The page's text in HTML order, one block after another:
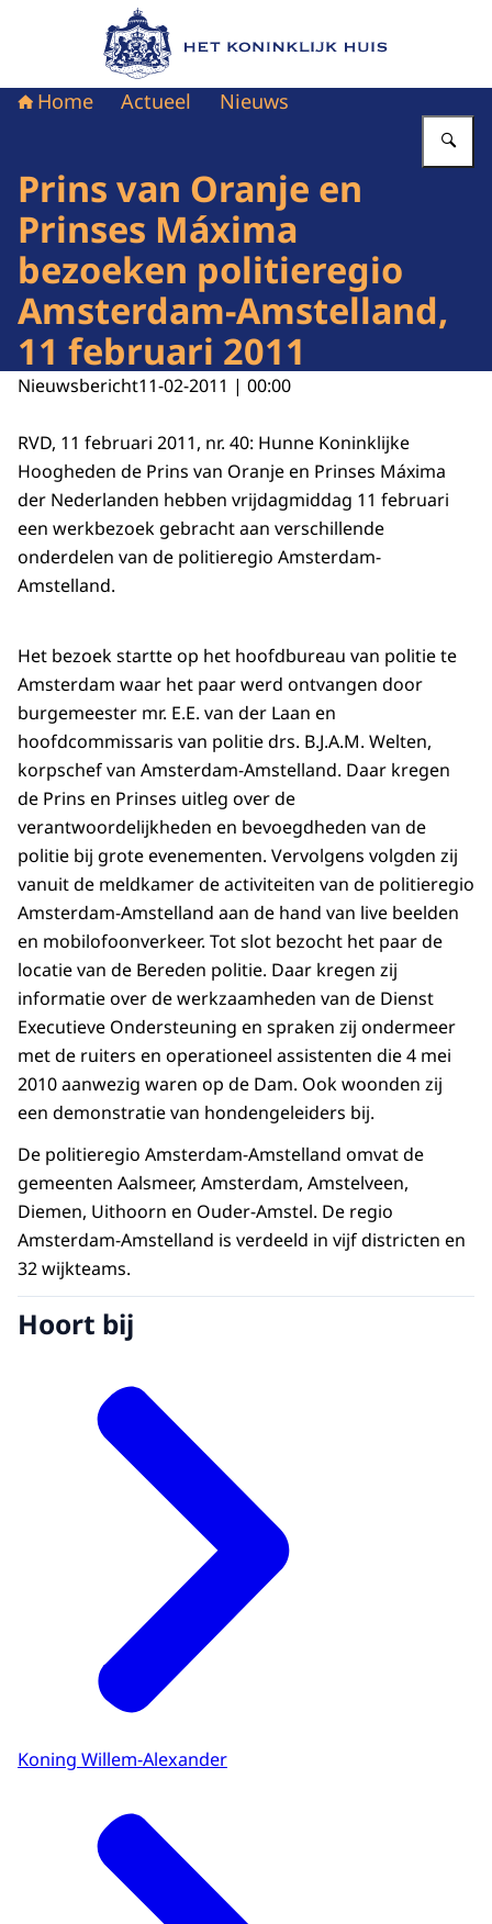
Naar de homepage van Het Koninklijk Huis
Home Actueel Nieuws
Prins van Oranje en
Prinses Máxima
bezoeken politieregio
Amsterdam-Amstelland,
11 februari 2011
Nieuwsbericht11-02-2011 | 00:00
RVD, 11 februari 2011, nr. 40: Hunne Koninklijke
Hoogheden de Prins van Oranje en Prinses Máxima
der Nederlanden hebben vrijdagmiddag 11 februari
een werkbezoek gebracht aan verschillende
onderdelen van de politieregio Amsterdam-
Amstelland.
Het bezoek startte op het hoofdbureau van politie te
Amsterdam waar het paar werd ontvangen door
burgemeester mr. E.E. van der Laan en
hoofdcommissaris van politie drs. B.J.A.M. Welten,
korpschef van Amsterdam-Amstelland. Daar kregen
de Prins en Prinses uitleg over de
verantwoordelijkheden en bevoegdheden van de
politie bij grote evenementen. Vervolgens volgden zij
vanuit de meldkamer de activiteiten van de politieregio
Amsterdam-Amstelland aan de hand van live beelden
en mobilofoonverkeer. Tot slot bezocht het paar de
locatie van de Bereden politie. Daar kregen zij
informatie over de werkzaamheden van de Dienst
Executieve Ondersteuning en spraken zij ondermeer
met de ruiters en operationeel assistenten die 4 mei
2010 aanwezig waren op de Dam. Ook woonden zij
een demonstratie van hondengeleiders bij.
De politieregio Amsterdam-Amstelland omvat de
gemeenten Aalsmeer, Amsterdam, Amstelveen,
Diemen, Uithoorn en Ouder-Amstel. De regio
Amsterdam-Amstelland is verdeeld in vijf districten en
32 wijkteams.
Hoort bij
Koning Willem-Alexander